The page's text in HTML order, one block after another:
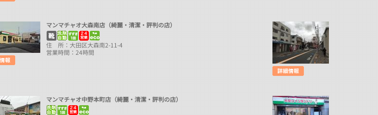
マンマチャオ大森南店（綺麗・清潔・評判の店）
住 所：大田区大森南2-11-4
営業時間：24時間
マンマチャオ中野本町店（綺麗・清潔・評判の店）